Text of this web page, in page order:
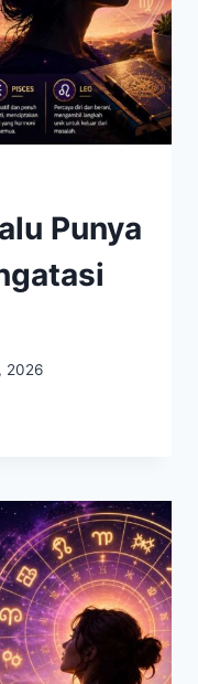
Punya
2026